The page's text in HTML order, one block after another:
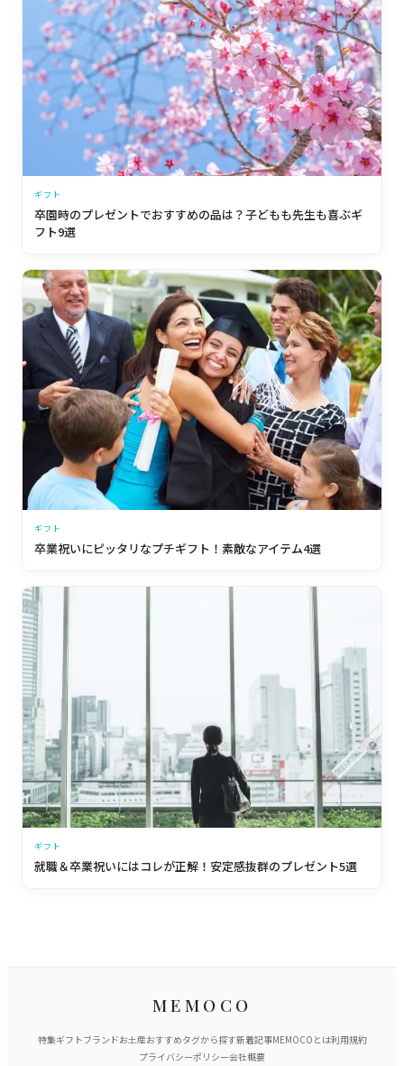
ギフト
卒園時のプレゼントでおすすめの品は？子どもも先生も喜ぶギ
フト9選
ギフト
卒業祝いにピッタリなプチギフト！素敵なアイテム4選
ギフト
就職＆卒業祝いにはコレが正解！安定感抜群のプレゼント5選
MEMOCO
特集ギフトブランドお土産おすすめタグから探す新着記事MEMOCOとは利用規約
プライバシーポリシー会社概要